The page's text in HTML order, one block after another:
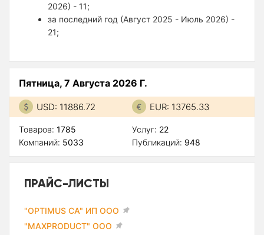
2026) - 11;
за последний год (Август 2025 - Июль 2026) -
21;
Пятница, 7 Августа 2026 Г.
USD: 11886.72 EUR: 13765.33
Товаров: 1785
Компаний: 5033
Услуг: 22
Публикаций: 948
ПРАЙС-ЛИСТЫ
"OPTIMUS CA" ИП ООО
"MAXPRODUCT" ООО